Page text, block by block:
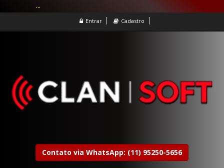
Entrar Cadastro
Contato via WhatsApp: (11) 95250-5656